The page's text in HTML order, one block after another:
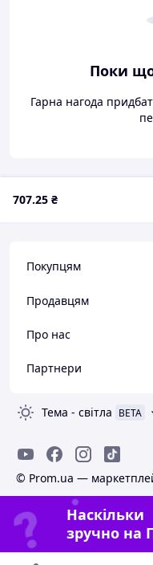
Поки що
Гарна нагода
707.25 ₴
Покупцям
Продавцям
Про нас
Партнери
Тема - світла BETA
© Prom.ua —
Наскільки
зручно на